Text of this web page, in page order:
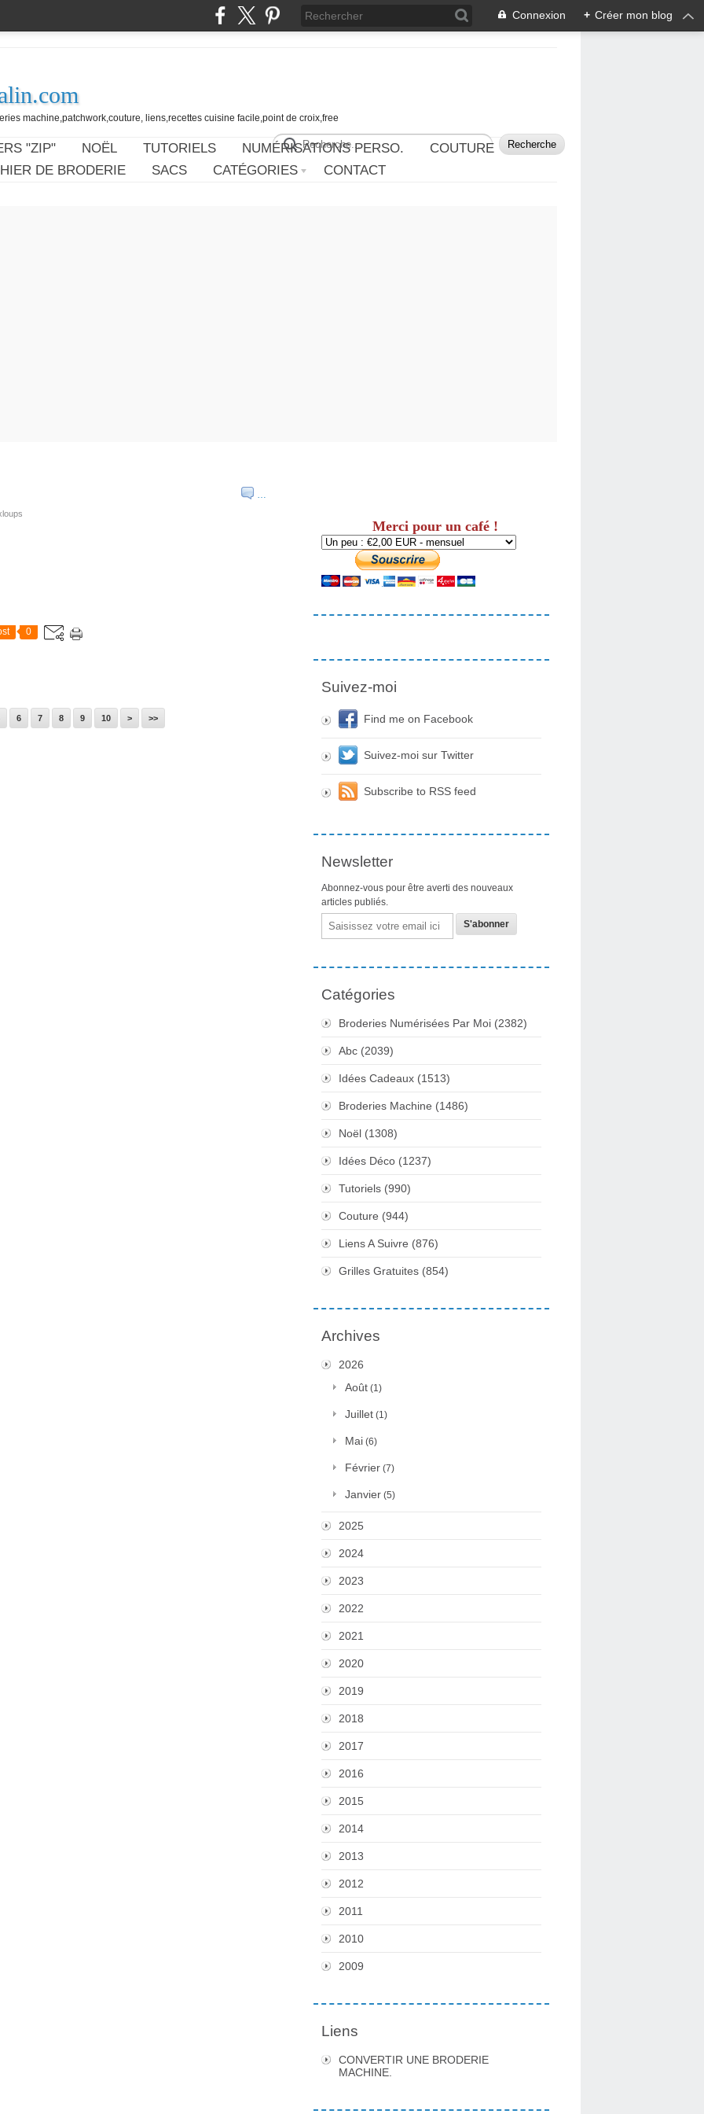
Connexion + Créer mon blog
machine,patchwork,couture, liens,recettes cuisine facile,point de croix,free
"ZIP" NOËL TUTORIELS NUMÉRISATIONS PERSO.
COUTURE
DE BRODERIE
SACS CATÉGORIES CONTACT
…
0
6 7 8 9 10 > >>
Merci pour un café !
Suivez-moi
Find me on Facebook
Suivez-moi sur Twitter
Subscribe to RSS feed
Newsletter
Abonnez-vous pour être averti des nouveaux
articles publiés.
Email
Catégories
Broderies Numérisées Par Moi (2382)
Abc (2039)
Idées Cadeaux (1513)
Broderies Machine (1486)
Noël (1308)
Idées Déco (1237)
Tutoriels (990)
Couture (944)
Liens A Suivre (876)
Grilles Gratuites (854)
Archives
2026
Août (1)
Juillet (1)
Mai (6)
Février (7)
Janvier (5)
2025
2024
2023
2022
2021
2020
2019
2018
2017
2016
2015
2014
2013
2012
2011
2010
2009
Liens
CONVERTIR UNE BRODERIE
MACHINE.